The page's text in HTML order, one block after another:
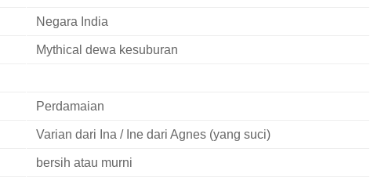
Negara India
Mythical dewa kesuburan
Perdamaian
Varian dari Ina / Ine dari Agnes (yang suci)
bersih atau murni